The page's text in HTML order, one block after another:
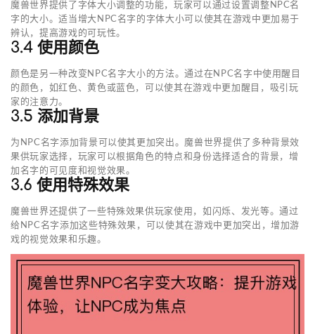
魔兽世界提供了字体大小调整的功能，玩家可以通过设置调整NPC名
字的大小。适当增大NPC名字的字体大小可以使其在游戏中更加易于
辨认，提高游戏的可玩性。
3.4 使用颜色
颜色是另一种改变NPC名字大小的方法。通过在NPC名字中使用醒目
的颜色，如红色、黄色或蓝色，可以使其在游戏中更加醒目，吸引玩
家的注意力。
3.5 添加背景
为NPC名字添加背景可以使其更加突出。魔兽世界提供了多种背景效
果供玩家选择，玩家可以根据角色的特点和身份选择适合的背景，增
加名字的可见度和视觉效果。
3.6 使用特殊效果
魔兽世界还提供了一些特殊效果供玩家使用，如闪烁、发光等。通过
给NPC名字添加这些特殊效果，可以使其在游戏中更加突出，增加游
戏的视觉效果和乐趣。